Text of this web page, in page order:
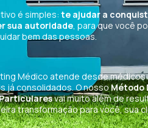
é simples: te ajudar a
sua autoridade, para que você
bem das pessoas.
Médico atende desde
já consolidados. O nossoMétodo
vai muito além de
transformação para você, sua